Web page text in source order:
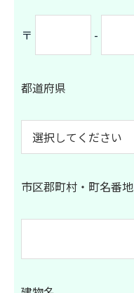
〒 -
都道府県
市区郡町村・町名番地